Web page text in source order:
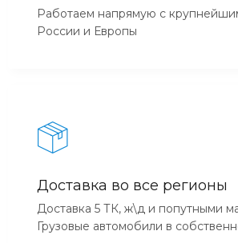
Работаем напрямую с
России и Европы
Доставка во все регионы
Доставка 5 ТК, ж\д и попутными
Грузовые автомобили в